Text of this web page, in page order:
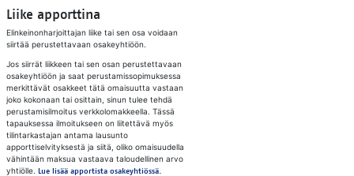
Liike apporttina
Elinkeinonharjoittajan liike tai sen osa voidaan
siirtää perustettavaan osakeyhtiöön.
Jos siirrät liikkeen tai sen osan perustettavaan
osakeyhtiöön ja saat perustamissopimuksessa
merkittävät osakkeet tätä omaisuutta vastaan
joko kokonaan tai osittain, sinun tulee tehdä
perustamisilmoitus verkkolomakkeella. Tässä
tapauksessa ilmoitukseen on liitettävä myös
tilintarkastajan antama lausunto
apporttiselvityksestä ja siitä, oliko omaisuudella
vähintään maksua vastaava taloudellinen arvo
yhtiölle. Lue lisää apportista osakeyhtiössä.